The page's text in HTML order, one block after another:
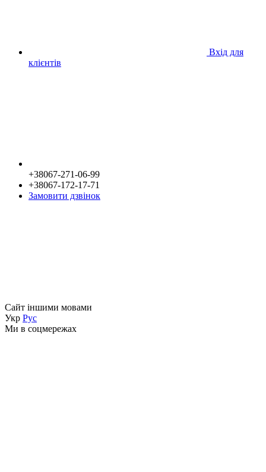
Вхід для
клієнтів
+38067-271-06-99
+38067-172-17-71
Замовити дзвінок
Сайт іншими мовами
Укр Рус
Ми в соцмережах